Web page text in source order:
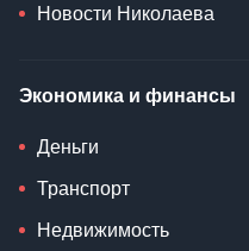
Новости Николаева
Экономика и финансы
Деньги
Транспорт
Недвижимость